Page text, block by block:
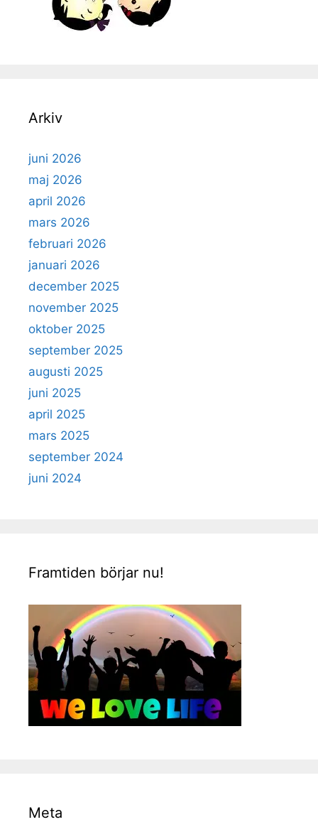
Arkiv
juni 2026
maj 2026
april 2026
mars 2026
februari 2026
januari 2026
december 2025
november 2025
oktober 2025
september 2025
augusti 2025
juni 2025
april 2025
mars 2025
september 2024
juni 2024
Framtiden börjar nu!
Meta